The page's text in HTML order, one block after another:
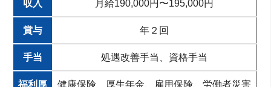
収入 月給190,000円〜195,000円
賞与 年２回
手当 処遇改善手当、資格手当
福利厚
健康保険、厚生年金、雇用保険、労働者災害